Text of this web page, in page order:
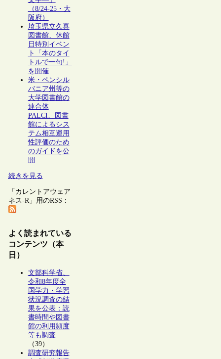
（8/24-25・大
阪府）
埼玉県立久喜
図書館、休館
日特別イベン
ト「本のタイ
トルで一句!」
を開催
米・ペンシル
バニア州等の
大学図書館の
連合体
PALCI、図書
館によるシス
テム相互運用
性評価のため
のガイドを公
開
続きを見る
「カレントアウェア
ネス-R」用のRSS：
よく読まれている
コンテンツ（本
日）
文部科学省、
令和8年度全
国学力・学習
状況調査の結
果を公表：読
書時間や図書
館の利用頻度
等も調査
（39）
調査研究報告